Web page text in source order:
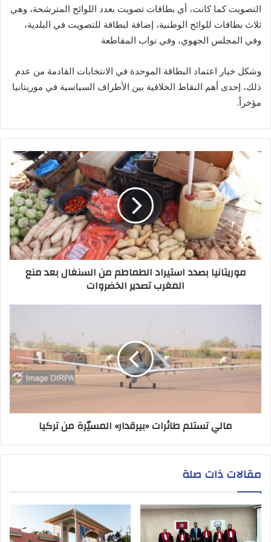
التصويت كما كانت، أي بطاقات تصويت بعدد اللوائح المترشحة، وهي
ثلاث بطاقات للوائح الوطنية، إضافة لبطاقة للتصويت في البلدية،
وفي المجلس الجهوي، وفي نواب المقاطعة
وشكل خيار اعتماد البطاقة الموحدة في الانتخابات القادمة من عدم
ذلك، إحدى أهم النقاط الخلافية بين الأطراف السياسية في موريتانيا
مؤخراً.
موريتانيا بصدد استيراد الطماطم من السنغال بعد منع
المغرب تصدير الخضروات
مالي تستلم طائرات «بيرقدار» المسيّرة من تركيا
مقالات ذات صلة